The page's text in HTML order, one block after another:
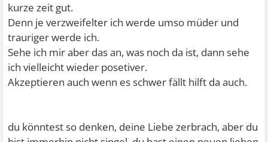
kurze zeit gut.
Denn je verzweifelter ich werde umso müder und
trauriger werde ich.
Sehe ich mir aber das an, was noch da ist, dann sehe
ich vielleicht wieder posetiver.
Akzeptieren auch wenn es schwer fällt hilft da auch.
du könntest so denken, deine Liebe zerbrach, aber du